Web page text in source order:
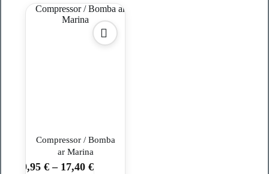
Compressor / Bomba
ar Marina
9,95 € – 17,40 €
This